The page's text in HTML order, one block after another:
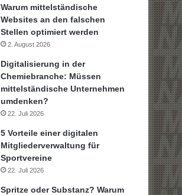
Warum mittelständische
Websites an den falschen
Stellen optimiert werden
2. August 2026
Digitalisierung in der
Chemiebranche: Müssen
mittelständische Unternehmen
umdenken?
22. Juli 2026
5 Vorteile einer digitalen
Mitgliederverwaltung für
Sportvereine
22. Juli 2026
Spritze oder Substanz? Warum